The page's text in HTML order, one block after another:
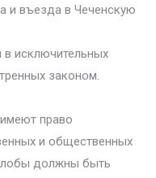
и въезда в Чеченскую
в исключительных
законом.
право
и общественных
должны быть